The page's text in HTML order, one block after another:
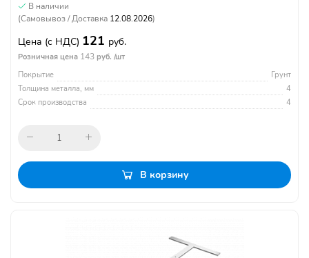
В наличии
(Самовывоз / Доставка 12.08.2026)
Цена (с НДС) 121 руб.
Розничная цена 143 руб. /шт
Покрытие
Грунт
Толщина металла, мм
4
Срок производства
4
В корзину